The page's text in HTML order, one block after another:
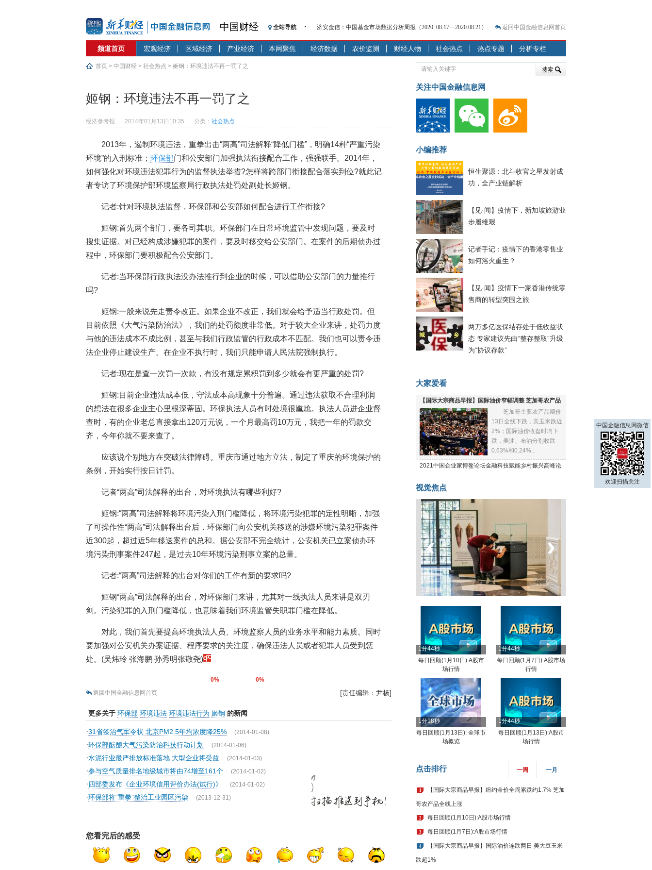
中国财经 全站导航
记者手记：疫情下的香港零售业如何浴火重生？
【见·闻】疫情下一家香港传统零售商的转型突围之旅
济安金信：中国基金市场数据分析周报（2020. 07.27—2020.07.31）
【新华财经调查】同业存单、结构性存款玩起“跷跷板” 结构性失衡藏
央行公开市场净投放300亿元 短端资金利率明显下行
基本面及股市双轮冲击 债市回调十年期债表现最弱
沥青期货连续两日涨逾3% 沪银及两粕涨势喜人
恒生聚源：北斗收官之星发射成功，全产业链解析
济安金信：中国基金市场数据分析周报（2020. 08.17—2020.08.21）
返回中国金融信息网首页
频道首页 宏观经济 区域经济 产业经济 本网聚焦 经济数据 农价监测 财经人物 社会热点 热点专题 分析专栏
首页 > 中国财经 > 社会热点 > 姬钢：环境违法不再一罚了之
姬钢：环境违法不再一罚了之
经济参考报 2014年01月13日10:35 分类： 社会热点
2013年，遏制环境违法，重拳出击“两高”司法解释“降低门槛”，明确14种“严重污染
环境”的入刑标准； 环保部门和公安部门加强执法衔接配合工作，强强联手。2014年，
如何强化对环境违法犯罪行为的监督执法举措?怎样将跨部门衔接配合落实到位?就此记
者专访了环境保护部环境监察局行政执法处罚处副处长姬钢。
记者:针对环境执法监督，环保部和公安部如何配合进行工作衔接?
姬钢:首先两个部门，要各司其职。环保部门在日常环境监管中发现问题，要及时
搜集证据。对已经构成涉嫌犯罪的案件，要及时移交给公安部门。在案件的后期侦办过
程中，环保部门要积极配合公安部门。
记者:当环保部行政执法没办法推行到企业的时候，可以借助公安部门的力量推行
吗?
姬钢:一般来说先走责令改正。如果企业不改正，我们就会给予适当行政处罚。但
目前依照《大气污染防治法》，我们的处罚额度非常低。对于较大企业来讲，处罚力度
与他的违法成本不成比例，甚至与我们行政监管的行政成本不匹配。我们也可以责令违
法企业停止建设生产。在企业不执行时，我们只能申请人民法院强制执行。
记者:现在是查一次罚一次款，有没有规定累积罚到多少就会有更严重的处罚?
姬钢:目前企业违法成本低，守法成本高现象十分普遍。通过违法获取不合理利润
的想法在很多企业主心里根深蒂固。环保执法人员有时处境很尴尬。执法人员进企业督
查时，有的企业老总直接拿出120万元说，一个月最高罚10万元，我把一年的罚款交
齐，今年你就不要来查了。
应该说个别地方在突破法律障碍。重庆市通过地方立法，制定了重庆的环境保护的
条例，开始实行按日计罚。
记者“两高”司法解释的出台，对环境执法有哪些利好?
姬钢:“两高”司法解释将环境污染入刑门槛降低，将环境污染犯罪的定性明晰，加强
了可操作性“两高”司法解释出台后，环保部门向公安机关移送的涉嫌环境污染犯罪案件
近300起，超过近5年移送案件的总和。据公安部不完全统计，公安机关已立案侦办环
境污染刑事案件247起，是过去10年环境污染刑事立案的总量。
记者:“两高”司法解释的出台对你们的工作有新的要求吗?
姬钢“两高”司法解释的出台，对环保部门来讲，尤其对一线执法人员来讲是双刃
剑。污染犯罪的入刑门槛降低，也意味着我们环境监管失职罪门槛在降低。
对此，我们首先要提高环境执法人员、环境监察人员的业务水平和能力素质。同时
要加强对公安机关办案证据、程序要求的关注度，确保违法人员或者犯罪人员受到惩
处。(吴炜玲 张海鹏 孙秀明张敬尧)
0%
0%
返回中国金融信息网首页
[责任编辑：尹杨]
更多关于 环保部 环境违法 环境违法行为 姬钢 的新闻
·31省签治气军令状 北京PM2.5年均浓度降25% (2014-01-08)
·环保部酝酿大气污染防治科技行动计划 (2014-01-06)
·水泥行业最严排放标准落地 大型企业将受益 (2014-01-03)
·参与空气质量排名地级城市将由74增至161个 (2014-01-02)
·四部委发布《企业环境信用评价办法(试行)》 (2014-01-02)
·环保部将“重拳”整治工业园区污染 (2013-12-31)
您看完后的感受
关注中国金融信息网
小编推荐
恒生聚源：北斗收官之星发射成
功，全产业链解析
【见·闻】疫情下，新加坡旅游业
步履维艰
记者手记：疫情下的香港零售业
如何浴火重生？
【见·闻】疫情下一家香港传统零
售商的转型突围之旅
两万多亿医保结存处于低收益状
态 专家建议先由“整存整取”升级
为“协议存款”
大家爱看
【国际大宗商品早报】国际油价窄幅调整 芝加哥农产品
全线下跌
芝加哥主要农产品期价
13日全线下跌，美玉米跌近
2%；国际油价收盘时均下
跌，美油、布油分别收跌
0.63%和0.24%...
2021中国企业家博鳌论坛金融科技赋能乡村振兴高峰论
视觉焦点
菲律宾：防疫降级
‹ ›
1分44秒
每日回顾(1月10日):A股市
场行情
1分44秒
每日回顾(1月7日):A股市场
行情
1分18秒
每日回顾(1月13日): 全球市
场概览
1分44秒
每日回顾(1月13日):A股市
场行情
点击排行 一周 一月
1 【国际大宗商品早报】纽约金价全周累跌约1.7% 芝加
哥农产品全线上涨
2 每日回顾(1月10日):A股市场行情
3 每日回顾(1月7日):A股市场行情
4 【国际大宗商品早报】国际油价连跌两日 美大豆玉米
跌超1%
中国金融信息网微信
欢迎扫描关注